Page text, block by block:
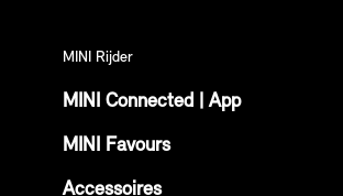
MINI Rijder
MINI Connected | App
MINI Favours
Accessoires